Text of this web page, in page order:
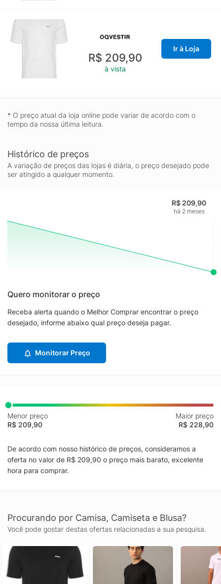
R$ 209,90
à vista
Ir à Loja
* O preço atual da loja online pode variar de acordo com o
tempo da nossa última leitura.
Histórico de preços
A variação de preços das lojas é diária, o preço desejado pode
ser atingido a qualquer momento.
R$ 209,90
há 2 meses
Quero monitorar o preço
Receba alerta quando o Melhor Comprar encontrar o preço
desejado, informe abaixo qual preço deseja pagar.
Monitorar Preço
Menor preço
R$ 209,90
Maior preço
R$ 228,90
De acordo com nosso histórico de preços, consideramos a
oferta no valor de R$ 209,90 o preço mais barato, excelente
hora para comprar.
Procurando por Camisa, Camiseta e Blusa?
Você pode gostar destas ofertas relacionadas a sua pesquisa.